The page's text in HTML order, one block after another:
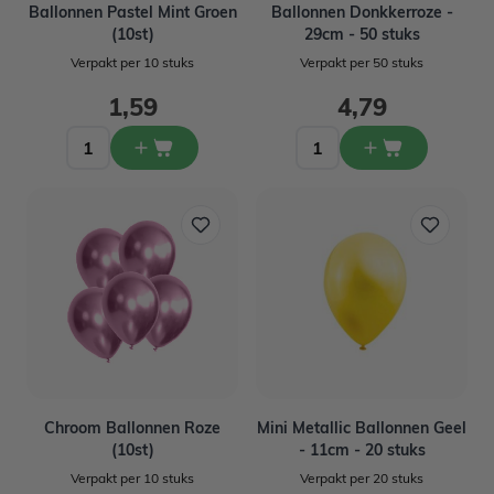
Ballonnen Pastel Mint Groen
(10st)
Verpakt per 10 stuks
1,59
Ballonnen Donkkerroze -
29cm - 50 stuks
Verpakt per 50 stuks
4,79
Chroom Ballonnen Roze
(10st)
Verpakt per 10 stuks
Mini Metallic Ballonnen Geel
- 11cm - 20 stuks
Verpakt per 20 stuks